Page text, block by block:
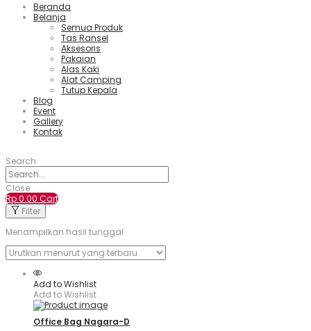
Beranda
Belanja
Semua Produk
Tas Ransel
Aksesoris
Pakaian
Alas Kaki
Alat Camping
Tutup Kepala
Blog
Event
Gallery
Kontak
Search
Close
Rp0.00 Cart
Filter
Menampilkan hasil tunggal
Add to Wishlist
Add to Wishlist
Office Bag Nagara-D